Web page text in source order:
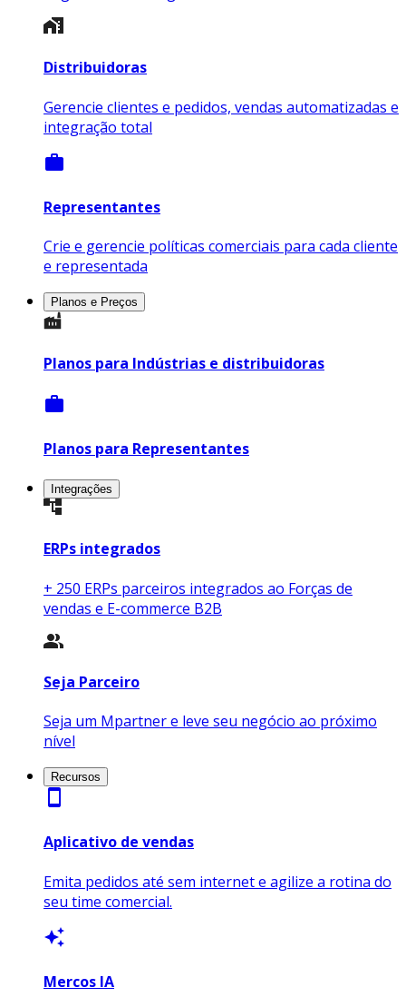
Distribuidoras
Gerencie clientes e pedidos, vendas automatizadas e
integração total
work
Representantes
Crie e gerencie políticas comerciais para cada cliente
e representada
Planos e Preços
Planos para Indústrias e distribuidoras
work
Planos para Representantes
Integrações
ERPs integrados
+ 250 ERPs parceiros integrados ao Forças de
vendas e E-commerce B2B
Seja Parceiro
Seja um Mpartner e leve seu negócio ao próximo
nível
Recursos
smartphone
Aplicativo de vendas
Emita pedidos até sem internet e agilize a rotina do
seu time comercial.
auto_awesome
Mercos IA